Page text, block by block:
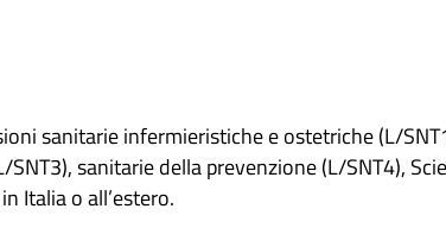
sanitarie infermieristiche e ostetriche (L/
sanitarie della prevenzione (L/SNT4),
Italia o all’estero.